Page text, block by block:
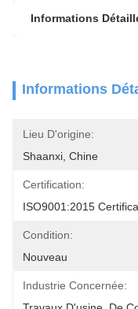
Informations
Informations
Lieu D'origine:
Shaanxi, Chine
Certification:
ISO9001:2015
Condition:
Nouveau
Industrie Concernée: